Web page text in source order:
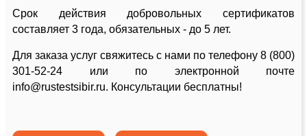
Срок действия добровольных сертификатов
составляет 3 года, обязательных - до 5 лет.
Для заказа услуг свяжитесь с нами по телефону 8 (800)
301-52-24 или по электронной почте
info@rustestsibir.ru. Консультации бесплатны!